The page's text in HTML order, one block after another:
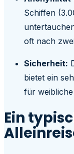
Schiffen
oft nach
Sicherheit:
bietet ein
für
Ein